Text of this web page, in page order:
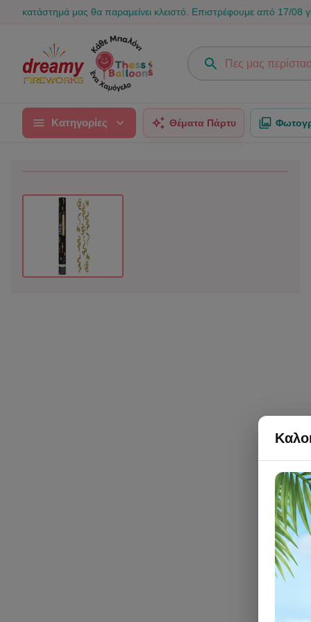
μας θα παραμείνει κλειστό. Επιστρέφουμε από 17/08 για να
Κατηγορίες Θέματα Πάρτυ